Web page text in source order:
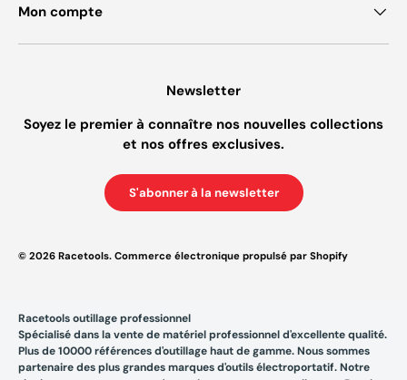
Mon compte
Newsletter
Soyez le premier à connaître nos nouvelles collections
et nos offres exclusives.
S'abonner à la newsletter
© 2026 Racetools. Commerce électronique propulsé par Shopify
Racetools outillage professionnel
Spécialisé dans la vente de matériel professionnel d'excellente qualité.
Plus de 10000 références d'outillage haut de gamme. Nous sommes
partenaire des plus grandes marques d'outils électroportatif. Notre